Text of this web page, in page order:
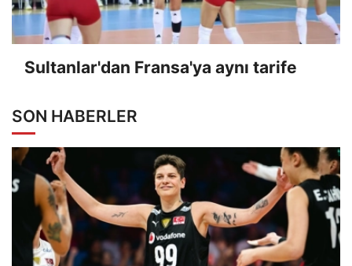
Sultanlar'dan Fransa'ya aynı tarife
SON HABERLER